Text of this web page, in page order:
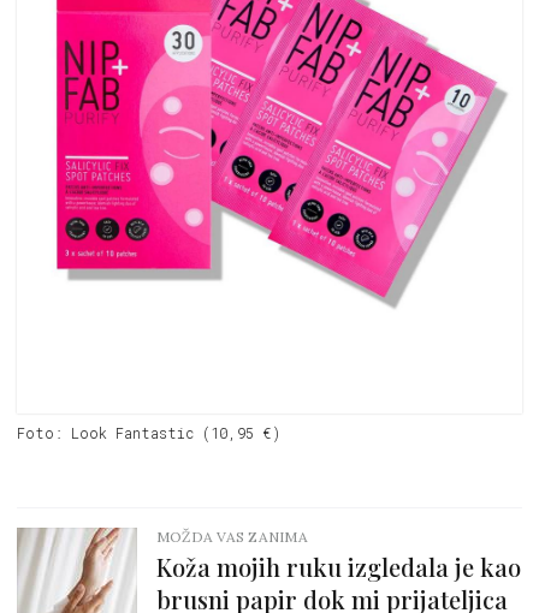
Foto: Look Fantastic (10,95 €)
MOŽDA VAS ZANIMA
Koža mojih ruku izgledala je kao
brusni papir dok mi prijateljica